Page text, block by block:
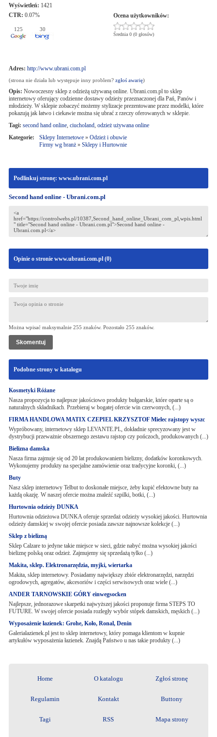
Wyświetleń: 1421
CTR: 0.07%
125 30
Ocena użytkowników:
Średnia 0 (0 głosów)
Adres: http://www.ubrani.com.pl
(strona nie działa lub występuje inny problem? zgłoś awarię)
Opis: Nowoczesny sklep z odzieżą używaną online. Ubrani.com.pl to sklep
internetowy oferujący codzienne dostawy odzieży przeznaczonej dla Pań, Panów i
młodzieży. W sklepie zobaczyć możemy stylizacje prezentowane przez modelki, które
pokazują jak łatwo i ciekawie można się ubrać z rzeczy oferowanych w sklepie.
Tagi: second hand online, ciucholand, odzież używana online
Kategorie:
Sklepy Internetowe» Odzież i obuwie
Firmy wg branż» Sklepy i Hurtownie
Podlinkuj stronę: www.ubrani.com.pl
Second hand online - Ubrani.com.pl
Opinie o stronie www.ubrani.com.pl (0)
Można wpisać maksymalnie 255 znaków. Pozostało 255 znaków.
Podobne strony w katalogu
Kosmetyki Różane
Nasza propozycja to najlepsze jakościowo produkty bułgarskie, które oparte są o
naturalnych składnikach. Przebieraj w bogatej ofercie win czerwonych, (...)
FIRMA HANDLOWA MATIX CZEPIEL KRZYSZTOF Mielec rajstopy wyszc
Wypróbowany, internetowy sklep LEVANTE.PL, dokładnie sprecyzowany jest w
dystrybucji przeważnie obszernego zestawu rajstop czy pończoch, produkowanych (...)
Bielizna damska
Nasza firma zajmuje się od 20 lat produkowaniem bielizny, dodatków koronkowych.
Wykonujemy produkty na specjalne zamówienie oraz tradycyjne koronki, (...)
Buty
Nasz sklep internetowy Telbut to doskonałe miejsce, żeby kupić efektowne buty na
każdą okazję. W naszej ofercie można znaleźć szpilki, botki, (...)
Hurtownia odzieży DUNKA
Hurtownia odzieżowa DUNKA oferuje sprzedaż odzieży wysokiej jakości. Hurtownia
odzieży damskiej w swojej ofercie posiada zawsze najnowsze kolekcje (...)
Sklep z bielizną
Sklep Calzare to jedyne takie miejsce w sieci, gdzie nabyć można wysokiej jakości
bieliznę polską oraz odzież. Zajmujemy się sprzedażą tylko (...)
Makita, sklep. Elektronarzędzia, myjki, wiertarka
Makita, sklep internetowy. Posiadamy największy zbiór elektronarzędzi, narzędzi
ogrodowych, agregatów, akcesoriów i części serwisowych oraz wiele (...)
ANDER TARNOWSKIE GÓRY einwegsocken
Najlepsze, jednorazowe skarpetki najwyższej jakości proponuje firma STEPS TO
FUTURE. W swojej ofercie posiada rozległy wybór stópek damskich, męskich (...)
Wyposażenie łazienek: Grohe, Koło, Ronal, Denin
Galerialazienek.pl jest to sklep internetowy, który pomaga klientom w kupnie
artykułów wyposażenia łazienek. Znajdą Państwo u nas takie produkty (...)
Home O katalogu Zgłoś stronę
Regulamin Kontakt Buttony
Tagi RSS Mapa strony